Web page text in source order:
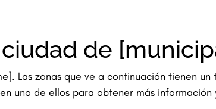
de
Las zonas que ve a continuación tienen
uno de ellos para obtener más